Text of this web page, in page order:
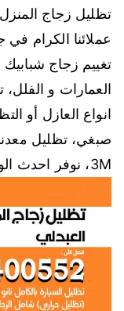
تظليل زجاج
عملائنا الكرام
تغييم زجاج شبابيك
العمارات و
انواع العازل أو
صبغي، تظليل
3M، نوفر احدث الوسائل و الأجهزة للعمل…